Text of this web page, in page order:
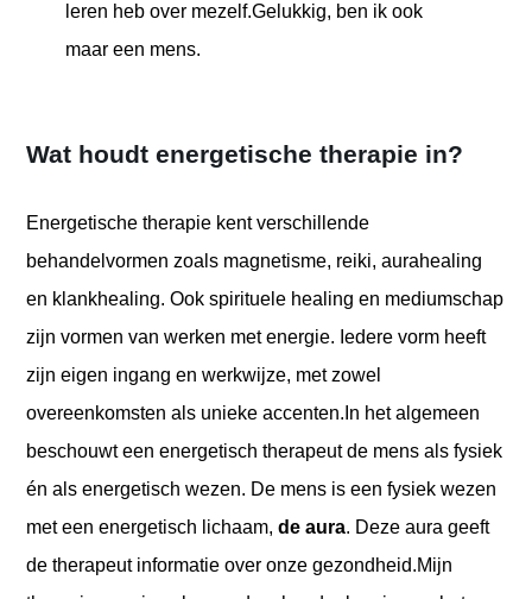
leren heb over mezelf.Gelukkig, ben ik ook
maar een mens.
Wat houdt energetische therapie in?
Energetische therapie kent verschillende
behandelvormen zoals magnetisme, reiki, aurahealing
en klankhealing. Ook spirituele healing en mediumschap
zijn vormen van werken met energie. Iedere vorm heeft
zijn eigen ingang en werkwijze, met zowel
overeenkomsten als unieke accenten. In het algemeen
beschouwt een energetisch therapeut de mens als fysiek
én als energetisch wezen. De mens is een fysiek wezen
met een energetisch lichaam,de aura. Deze aura geeft
de therapeut informatie over onze gezondheid.Mijn